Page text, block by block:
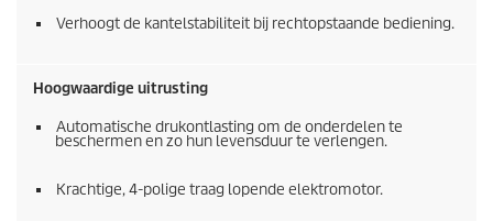
Verhoogt de kantelstabiliteit bij rechtopstaande bediening.
Hoogwaardige uitrusting
Automatische drukontlasting om de onderdelen te
beschermen en zo hun levensduur te verlengen.
Krachtige, 4-polige traag lopende elektromotor.